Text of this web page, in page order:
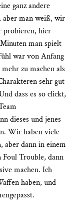
ganz andere
aber man weiß, wir
probieren, hier
man spielt
war von Anfang
zu machen als
sehr gut
dass es so clickt,
dieses und jenes
Wir haben viele
aber dann in einem
Foul Trouble, dann
machen. Ich
haben, und